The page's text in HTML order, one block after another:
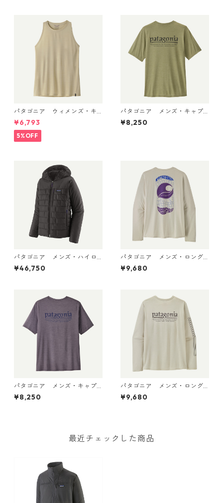
パタゴニア ウィメンズ・キ
ャプリーン・クール・ウルト
ラ・タンク Pumice - Dyno W
hite X-Dye 44740 日本正規
品
¥6,793
5%OFF
パタゴニア メンズ・キャプ
リーン・クール・デイリー・
シャツ（ハット・トリッパ
¥8,250
パタゴニア メンズ・ハイロ
フト・ナノ・パフ・フーデ
¥46,750
パタゴニア メンズ・ロング
スリーブ・キャプリーン・ク
ール・デイリー・シャツ（パ
¥9,680
パタゴニア メンズ・キャプ
リーン・クール・デイリー・
シャツ（ハット・トリッパ
¥8,250
パタゴニア メンズ・ロング
スリーブ・キャプリーン・ク
ール・デイリー・シャツ（ハ
¥9,680
最近チェックした商品